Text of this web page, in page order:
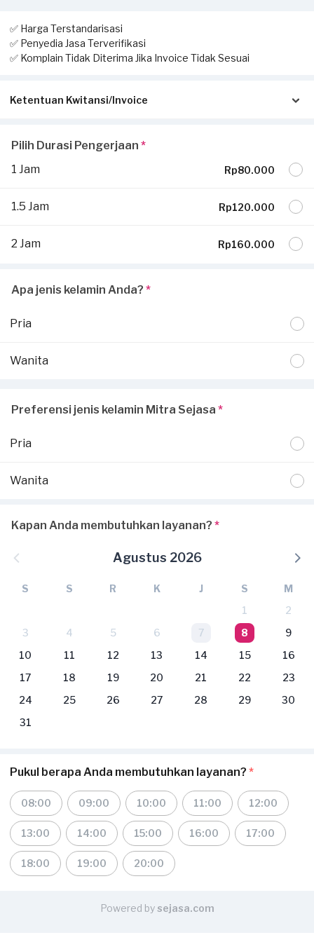
✅ Harga Terstandarisasi
✅ Penyedia Jasa Terverifikasi
✅ Komplain Tidak Diterima Jika Invoice Tidak Sesuai
Ketentuan Kwitansi/Invoice
Pastikan kwitansi/invoice yang diterbitkan dari Sejasa sesuai
dengan pengerjaan sesungguhnya di tempat Anda:
Jika tidak sesuai, komplain Anda tidak dapat dilayani dan
dilaporkan ke
Pilih Durasi Pengerjaan *
1 Jam
Rp80.000
1.5 Jam Rp120.000
2 Jam Rp160.000
Apa jenis kelamin Anda? *
Pria
Wanita
Preferensi jenis kelamin Mitra Sejasa *
Pria
Wanita
Kapan Anda membutuhkan layanan? *
Agustus 2026
S S R K J S
M
1
2
3
4 5 6 7 8
9
10
11 12 13 14 15
16
17
18 19 20 21 22
23
24
25 26 27 28 29
30
31
Pukul berapa Anda membutuhkan layanan? *
08:00 09:00 10:00 11:00 12:00
13:00 14:00 15:00 16:00 17:00
18:00 19:00 20:00
Powered bysejasa.com